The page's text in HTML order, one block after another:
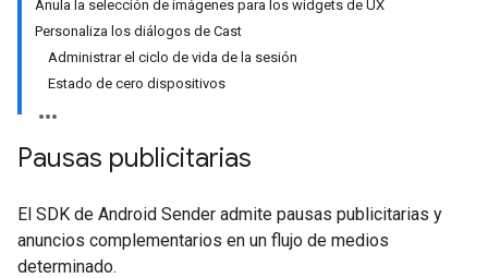
Anula la selección de imágenes para los widgets de UX
Personaliza los diálogos de Cast
Administrar el ciclo de vida de la sesión
Estado de cero dispositivos
Pausas publicitarias
El SDK de Android Sender admite pausas publicitarias y
anuncios complementarios en un flujo de medios
determinado.